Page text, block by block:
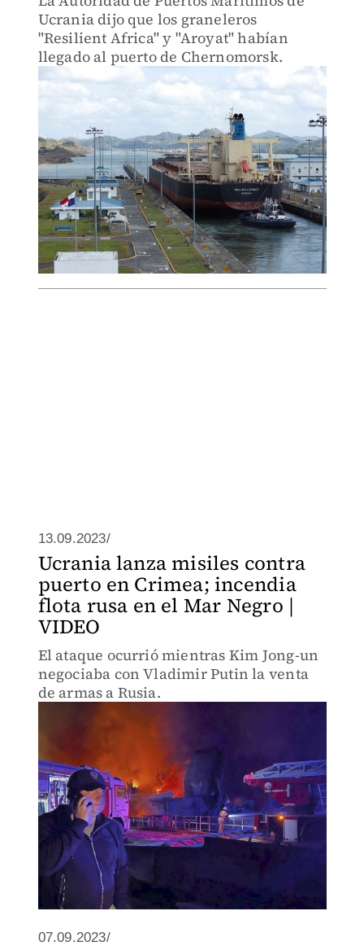
Ucrania dijo que los graneleros
"Resilient Africa" y "Aroyat" habían
llegado al puerto de Chernomorsk.
13.09.2023/
Ucrania lanza misiles contra
puerto en Crimea; incendia
flota rusa en el Mar Negro |
VIDEO
El ataque ocurrió mientras Kim Jong-un
negociaba con Vladimir Putin la venta
de armas a Rusia.
07.09.2023/